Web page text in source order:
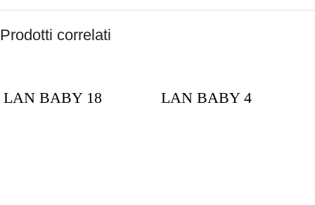
Prodotti correlati
LAN BABY 18 LAN BABY 4